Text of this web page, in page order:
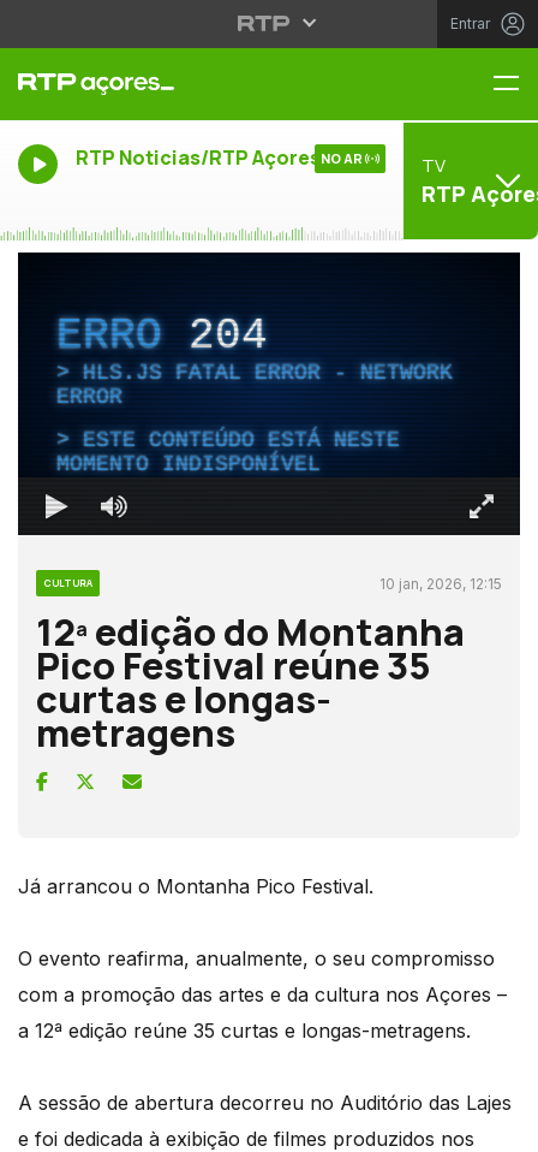
Entrar
RTP Noticias/RTP Açores NO AR TV
RTP
ERRO204
HLS.JS FATAL ERROR - NETWORK
ERROR
ESTE CONTEÚDO ESTÁ NESTE
MOMENTO INDISPONÍVEL
CULTURA 10 jan, 2026, 12:15
12ª edição do Montanha
Pico Festival reúne 35
curtas e longas-
metragens
Já arrancou o Montanha Pico Festival.
O evento reafirma, anualmente, o seu compromisso
com a promoção das artes e da cultura nos Açores –
a 12ª edição reúne 35 curtas e longas-metragens.
A sessão de abertura decorreu no Auditório das Lajes
e foi dedicada à exibição de filmes produzidos nos